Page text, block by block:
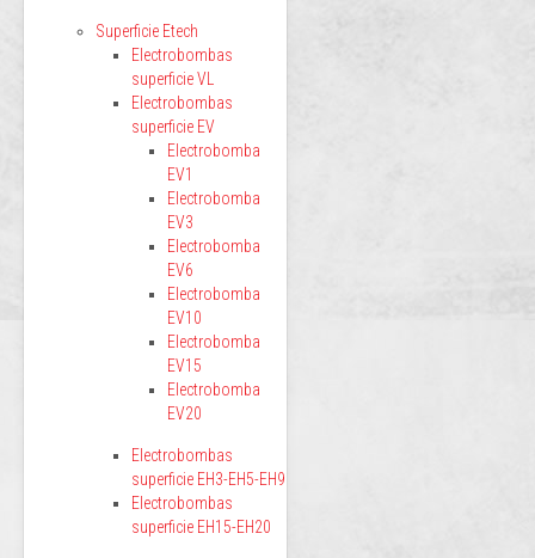
Superficie Etech
Electrobombas
superficie VL
Electrobombas
superficie EV
Electrobomba
EV1
Electrobomba
EV3
Electrobomba
EV6
Electrobomba
EV10
Electrobomba
EV15
Electrobomba
EV20
Electrobombas
superficie EH3-EH5-EH9
Electrobombas
superficie EH15-EH20